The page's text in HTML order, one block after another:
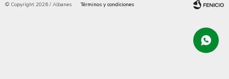
© Copyright 2026 / Albanes Términos y condiciones